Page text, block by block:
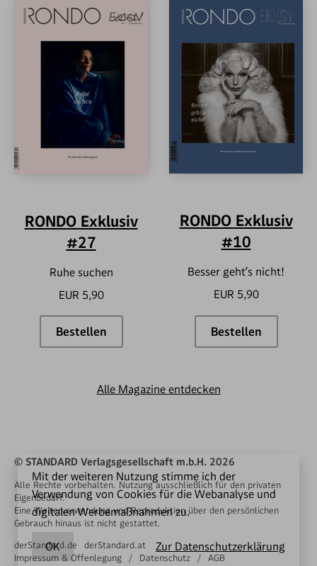
Mit der weiteren Nutzung stimme ich der
Verwendung von Cookies für die Webanalyse und
digitalen Werbemaßnahmen zu.
OK Zur Datenschutzerklärung
RONDO Exklusiv
#27
Ruhe suchen
EUR 5,90
BestellenRONDO Exklusiv #27
RONDO Exklusiv
#10
Besser geht’s nicht!
EUR 5,90
Bestellen
RONDO
Alle Magazine entdecken
© STANDARD Verlagsgesellschaft m.b.H. 2026
Alle Rechte vorbehalten. Nutzung ausschließlich für den privaten
Eigenbedarf.
Eine Weiterverwendung und Reproduktion über den persönlichen
Gebrauch hinaus ist nicht gestattet.
derStandard.de
derStandard.at
Impressum & Offenlegung
Datenschutz AGB